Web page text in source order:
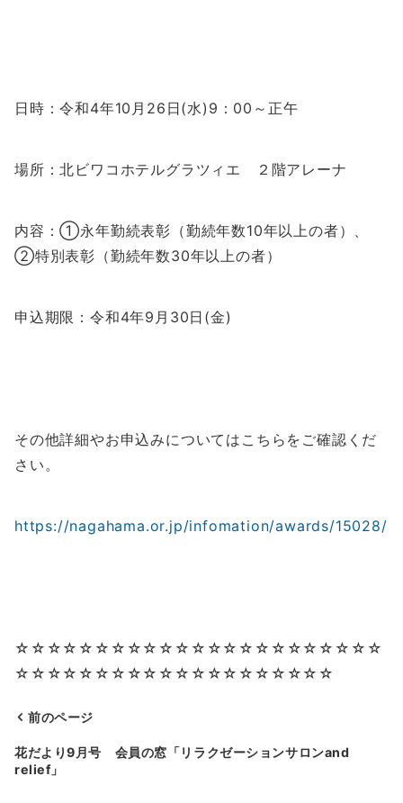
日時：令和4年10月26日(水)9：00～正午
場所：北ビワコホテルグラツィエ ２階アレーナ
内容：①永年勤続表彰（勤続年数10年以上の者）、
②特別表彰（勤続年数30年以上の者）
申込期限：令和4年9月30日(金)
その他詳細やお申込みについてはこちらをご確認くだ
さい。
https://nagahama.or.jp/infomation/awards/15028/
☆☆☆☆☆☆☆☆☆☆☆☆☆☆☆☆☆☆☆☆☆☆☆
☆☆☆☆☆☆☆☆☆☆☆☆☆☆☆☆☆☆☆☆
投
稿
前のページ
花だより9月号 会員の窓「リラクゼーションサロンand
relief」